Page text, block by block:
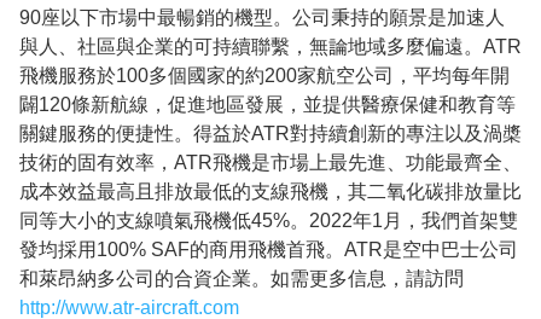
90座以下市場中最暢銷的機型。公司秉持的願景是加速人
與人、社區與企業的可持續聯繫，無論地域多麼偏遠。ATR
飛機服務於100多個國家的約200家航空公司，平均每年開
闢120條新航線，促進地區發展，並提供醫療保健和教育等
關鍵服務的便捷性。得益於ATR對持續創新的專注以及渦槳
技術的固有效率，ATR飛機是市場上最先進、功能最齊全、
成本效益最高且排放最低的支線飛機，其二氧化碳排放量比
同等大小的支線噴氣飛機低45%。2022年1月，我們首架雙
發均採用100% SAF的商用飛機首飛。ATR是空中巴士公司
和萊昂納多公司的合資企業。如需更多信息，請訪問
http://www.atr-aircraft.com